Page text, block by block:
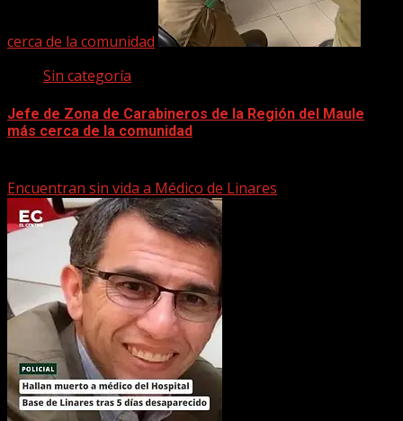
cerca de la comunidad
Sin categoría
Jefe de Zona de Carabineros de la Región del Maule
más cerca de la comunidad
Encuentran sin vida a Médico de Linares